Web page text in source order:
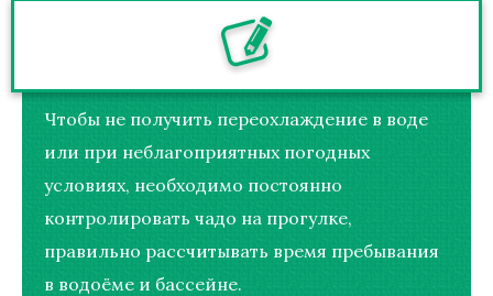
Чтобы не получить переохлаждение в воде
или при неблагоприятных погодных
условиях, необходимо постоянно
контролировать чадо на прогулке,
правильно рассчитывать время пребывания
в водоёме и бассейне.